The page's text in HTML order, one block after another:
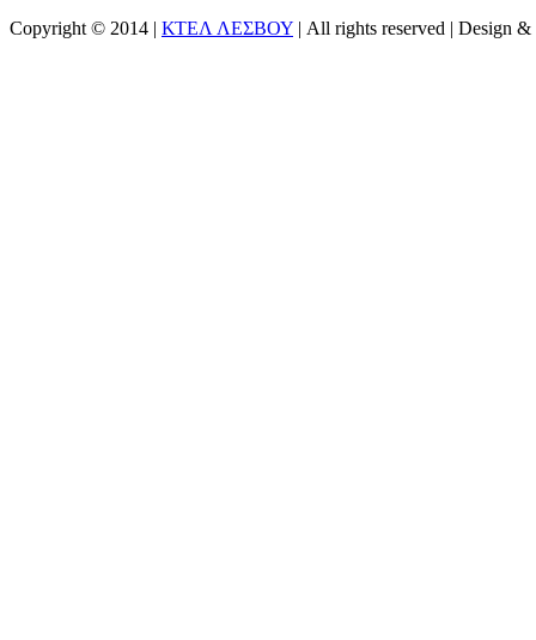
Copyright © 2014 | ΚΤΕΛ ΛΕΣΒΟΥ | All rights reserved | Design &